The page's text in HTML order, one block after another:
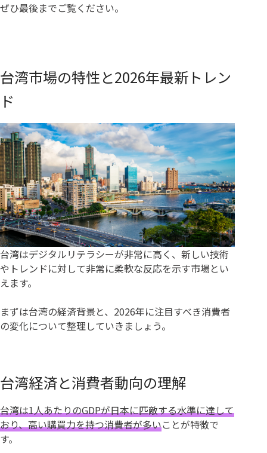
ぜひ最後までご覧ください。
台湾市場の特性と2026年最新トレン
ド
台湾はデジタルリテラシーが非常に高く、新しい技術
やトレンドに対して非常に柔軟な反応を示す市場とい
えます。
まずは台湾の経済背景と、2026年に注目すべき消費者
の変化について整理していきましょう。
台湾経済と消費者動向の理解
台湾は1人あたりのGDPが日本に匹敵する水準に達して
おり、高い購買力を持つ消費者が多いことが特徴で
す。